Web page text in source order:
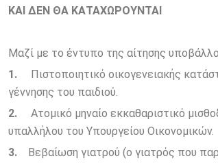
ΚΑΙ ΔΕΝ ΘΑ ΚΑΤΑΧΩΡΟΥΝΤΑΙ
Μαζί με το έντυπο της αίτησης
1.
Πιστοποιητικό οικογενειακής
γέννησης του παιδιού.
2. Ατομικό μηναίο εκκαθαριστικό
υπαλλήλου του Υπουργείου Οικονομικών.
3. Βεβαίωση γιατρού (ο γιατρός που